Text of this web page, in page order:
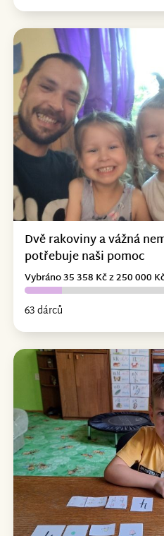
Dvě rakoviny a vážná
potřebuje naši pomoc
63 dárců
Vybráno 35 358 Kč z 250 000